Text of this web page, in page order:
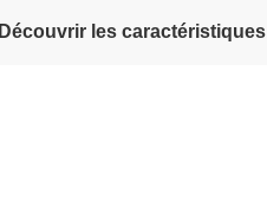
Découvrir les caractéristiques